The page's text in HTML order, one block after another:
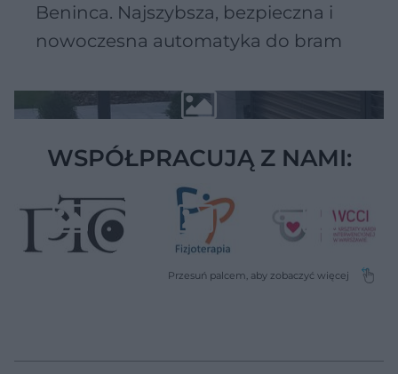
Beninca. Najszybsza, bezpieczna i
nowoczesna automatyka do bram
WSPÓŁPRACUJĄ Z NAMI: